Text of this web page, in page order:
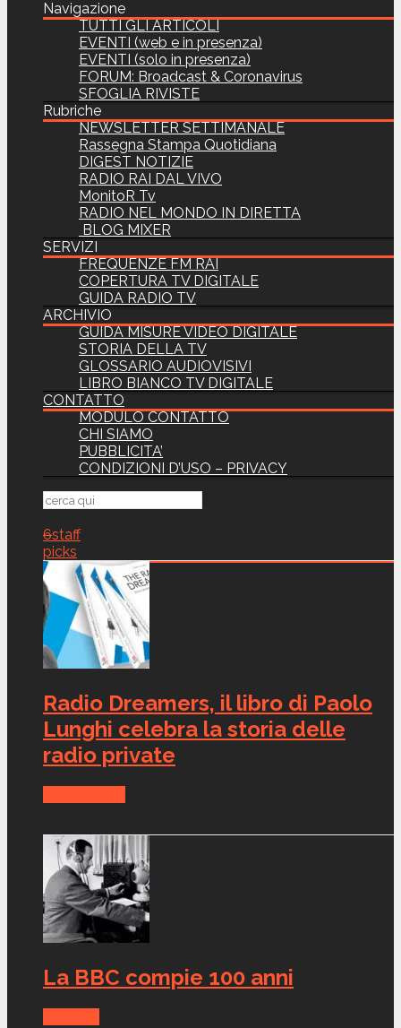
Navigazione
TUTTI GLI ARTICOLI
EVENTI (web e in presenza)
EVENTI (solo in presenza)
FORUM: Broadcast & Coronavirus
SFOGLIA RIVISTE
Rubriche
NEWSLETTER SETTIMANALE
Rassegna Stampa Quotidiana
DIGEST NOTIZIE
RADIO RAI DAL VIVO
MonitoR Tv
RADIO NEL MONDO IN DIRETTA
BLOG MIXER
SERVIZI
FREQUENZE FM RAI
COPERTURA TV DIGITALE
GUIDA RADIO TV
ARCHIVIO
GUIDA MISURE VIDEO DIGITALE
STORIA DELLA TV
GLOSSARIO AUDIOVISIVI
LIBRO BIANCO TV DIGITALE
CONTATTO
MODULO CONTATTO
CHI SIAMO
PUBBLICITA’
CONDIZIONI D’USO – PRIVACY
6staff
picks
Radio Dreamers, il libro di Paolo
Lunghi celebra la storia delle
radio private
La BBC compie 100 anni